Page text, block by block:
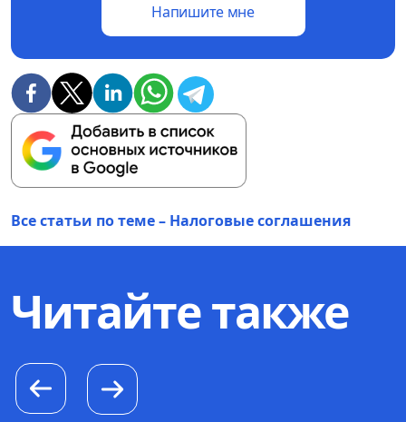
Напишите мне
Все статьи по теме – Налоговые соглашения
Читайте также